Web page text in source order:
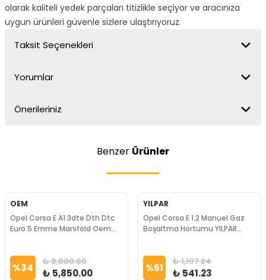
olarak kaliteli yedek parçaları titizlikle seçiyor ve aracınıza
uygun ürünleri güvenle sizlere ulaştırıyoruz.
Taksit Seçenekleri
Yorumlar
Önerileriniz
Benzer Ürünler
OEM
Opel Corsa E A1.3dte Dth Dtc
Euro 5 Emme Manifold Oem
%34 ₺ 8,800.00
₺ 5,850.00
YILPAR
Opel Corsa E 1.2 Manuel Gaz
Boşaltma Hortumu YILPAR
%51 ₺ 1,107.24
₺ 541.23